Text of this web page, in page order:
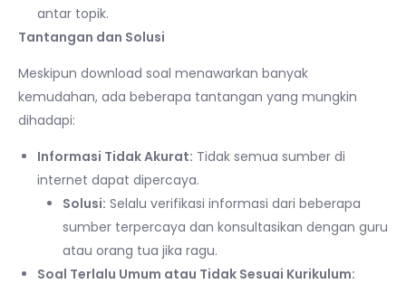
antar topik.
Tantangan dan Solusi
Meskipun download soal menawarkan banyak
kemudahan, ada beberapa tantangan yang mungkin
dihadapi:
Informasi Tidak Akurat: Tidak semua sumber di
internet dapat dipercaya.
Solusi: Selalu verifikasi informasi dari beberapa
sumber terpercaya dan konsultasikan dengan guru
atau orang tua jika ragu.
Soal Terlalu Umum atau Tidak Sesuai Kurikulum: